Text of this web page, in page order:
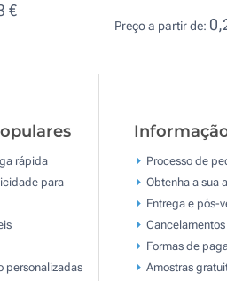
€
Preço a partir de:
rápida
para
personalizadas
Processo de
Obtenha a sua
Entrega e pós-
Formas de
Amostras